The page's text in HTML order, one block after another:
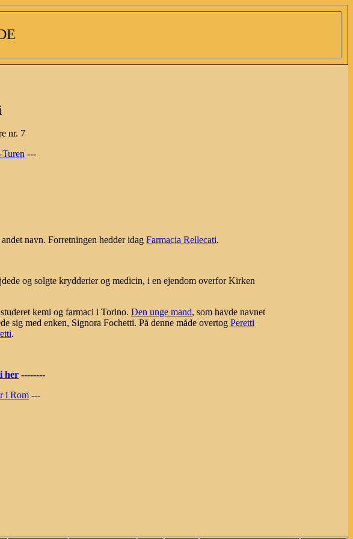
nr. 7
---
navn. Forretningen hedder idag Farmacia Rellecati.
og solgte krydderier og medicin, i en ejendom overfor Kirken
kemi og farmaci i Torino. Den unge mand, som havde navnet
sig med enken, Signora Fochetti. På denne måde overtog Peretti
.
her --------
i Rom ---